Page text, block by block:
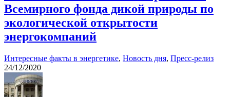
Всемирного фонда дикой природы по
экологической открытости
энергокомпаний
Интересные факты в энергетике, Новость дня, Пресс-релиз
24/12/2020